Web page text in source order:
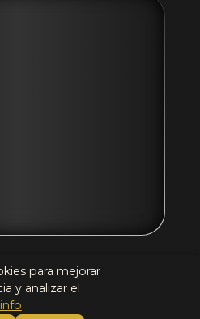
para mejorar
y analizar el
TU COCHE
exclusiva
popular